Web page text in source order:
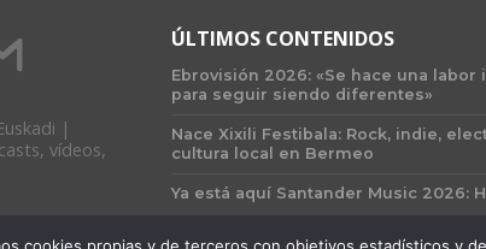
|
vídeos,
ÚLTIMOS CONTENIDOS
Ebrovisión 2026: «Se hace una labor
para seguir siendo diferentes»
Nace Xixili Festibala: Rock, indie,
cultura local en Bermeo
Ya está aquí Santander Music 2026: